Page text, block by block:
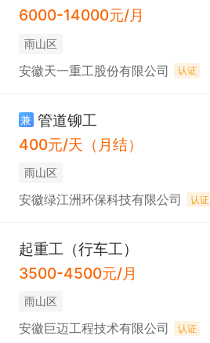
6000-14000元/月
雨山区
安徽天一重工股份有限公司 认证
兼 管道铆工
400元/天（月结）
雨山区
安徽绿江洲环保科技有限公司 认证
起重工（行车工）
3500-4500元/月
雨山区
安徽巨迈工程技术有限公司 认证